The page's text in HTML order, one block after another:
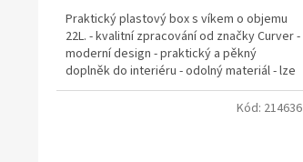
Praktický plastový box s víkem o objemu
22L. - kvalitní zpracování od značky Curver -
moderní design - praktický a pěkný
doplněk do interiéru - odolný materiál - lze
stavět...
Kód: 214636